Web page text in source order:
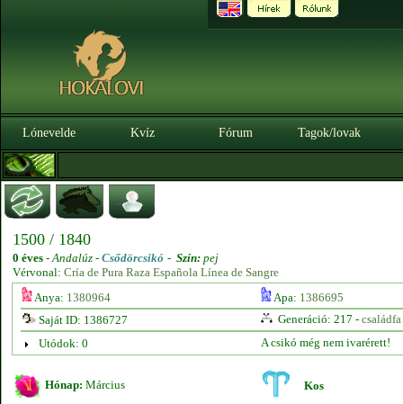
Lónevelde Kvíz Fórum Tagok/lovak
1500 / 1840
0 éves -Andalúz - Csődörcsikó - Szín: pej
Vérvonal: Cría de Pura Raza Española Línea de Sangre
Anya: 1380964 Apa: 1386695
Saját ID: 1386727
Generáció: 217 - családfa
Utódok: 0
A csikó még nem ivarérett!
Hónap: Március Kos